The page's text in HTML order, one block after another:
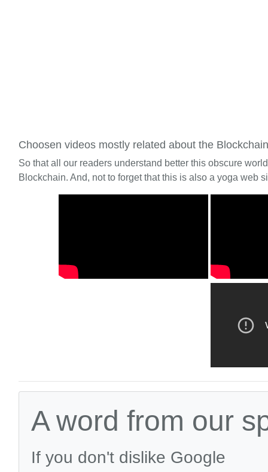
Choosen videos mostly related about the Blockchain
So that all our readers understand better this obscure
Blockchain. And, not to forget that this is also a yoga web
A word from our
If you don't dislike Google